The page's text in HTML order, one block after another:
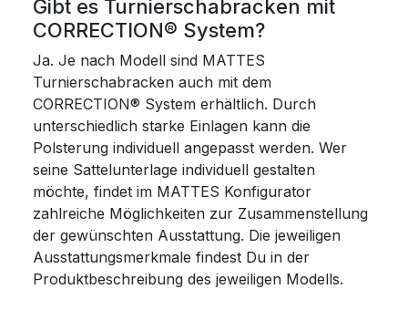
Gibt es Turnierschabracken mit
CORRECTION® System?
Ja. Je nach Modell sind MATTES
Turnierschabracken auch mit dem
CORRECTION® System erhältlich. Durch
unterschiedlich starke Einlagen kann die
Polsterung individuell angepasst werden. Wer
seine Sattelunterlage individuell gestalten
möchte, findet im MATTES Konfigurator
zahlreiche Möglichkeiten zur Zusammenstellung
der gewünschten Ausstattung. Die jeweiligen
Ausstattungsmerkmale findest Du in der
Produktbeschreibung des jeweiligen Modells.